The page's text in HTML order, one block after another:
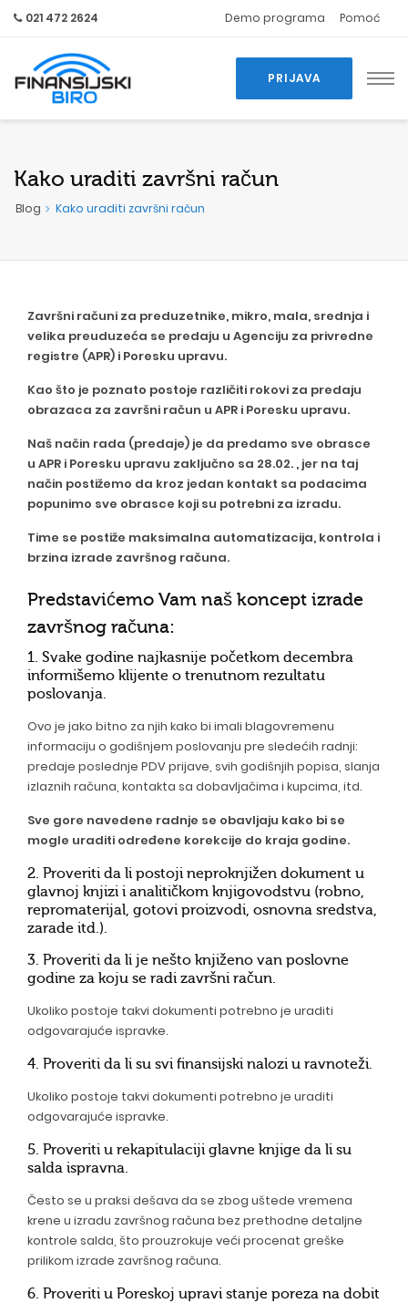
021 472 2624 Demo programa Pomoć
PRIJAVA
Kako uraditi završni račun
Blog Kako uraditi završni račun
Završni računi za preduzetnike, mikro, mala, srednja i
velika preuduzeća se predaju u Agenciju za privredne
registre (APR) i Poresku upravu.
Kao što je poznato postoje različiti rokovi za predaju
obrazaca za završni račun u APR i Poresku upravu.
Naš način rada (predaje) je da predamo sve obrasce
u APR i Poresku upravu zaključno sa 28.02. , jer na taj
način postižemo da kroz jedan kontakt sa podacima
popunimo sve obrasce koji su potrebni za izradu.
Time se postiže maksimalna automatizacija, kontrola i
brzina izrade završnog računa.
Predstavićemo Vam naš koncept izrade
završnog računa:
1. Svake godine najkasnije početkom decembra
informišemo klijente o trenutnom rezultatu
poslovanja.
Ovo je jako bitno za njih kako bi imali blagovremenu
informaciju o godišnjem poslovanju pre sledećih radnji:
predaje poslednje PDV prijave, svih godišnjih popisa, slanja
izlaznih računa, kontakta sa dobavljačima i kupcima, itd.
Sve gore navedene radnje se obavljaju kako bi se
mogle uraditi određene korekcije do kraja godine.
2. Proveriti da li postoji neproknjižen dokument u
glavnoj knjizi i analitičkom knjigovodstvu (robno,
repromaterijal, gotovi proizvodi, osnovna sredstva,
zarade itd.).
3. Proveriti da li je nešto knjiženo van poslovne
godine za koju se radi završni račun.
Ukoliko postoje takvi dokumenti potrebno je uraditi
odgovarajuće ispravke.
4. Proveriti da li su svi finansijski nalozi u ravnoteži.
Ukoliko postoje takvi dokumenti potrebno je uraditi
odgovarajuće ispravke.
5. Proveriti u rekapitulaciji glavne knjige da li su
salda ispravna.
Često se u praksi dešava da se zbog uštede vremena
krene u izradu završnog računa bez prethodne detaljne
kontrole salda, što prouzrokuje veći procenat greške
prilikom izrade završnog računa.
6. Proveriti u Poreskoj upravi stanje poreza na dobit